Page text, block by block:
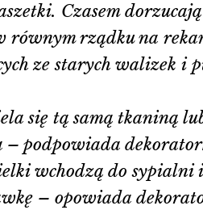
Czasem
równym rządku na
ze starych walizek i
się tą samą tkaniną
– podpowiada
wchodzą do sypialni
– opowiada